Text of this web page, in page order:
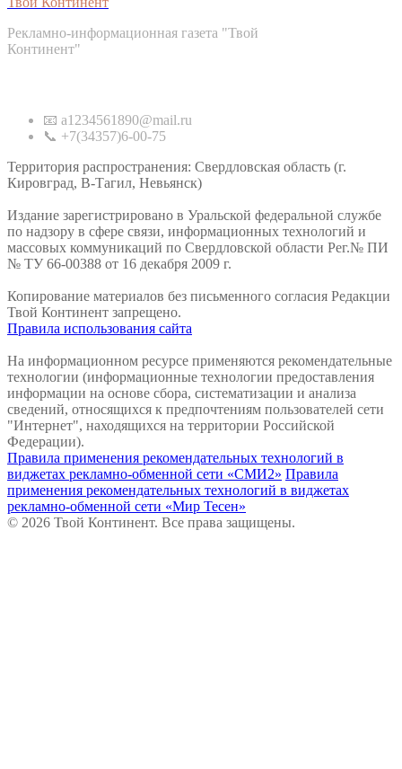
Рекламно-информационная газета "Твой
Континент"
📧 a1234561890@mail.ru
📞 +7(34357)6-00-75
Территория распространения: Свердловская область (г.
Кировград, В-Тагил, Невьянск)
Издание зарегистрировано в Уральской федеральной службе
по надзору в сфере связи, информационных технологий и
массовых коммуникаций по Свердловской области Рег.№ ПИ
№ ТУ 66-00388 от 16 декабря 2009 г.
Копирование материалов без письменного согласия Редакции
Твой Континент запрещено.
Правила использования сайта
На информационном ресурсе применяются рекомендательные
технологии (информационные технологии предоставления
информации на основе сбора, систематизации и анализа
сведений, относящихся к предпочтениям пользователей сети
"Интернет", находящихся на территории Российской
Федерации).
Правила применения рекомендательных технологий в
виджетах рекламно-обменной сети «СМИ2» Правила
применения рекомендательных технологий в виджетах
рекламно-обменной сети «Мир Тесен»
© 2026 Твой Континент. Все права защищены.